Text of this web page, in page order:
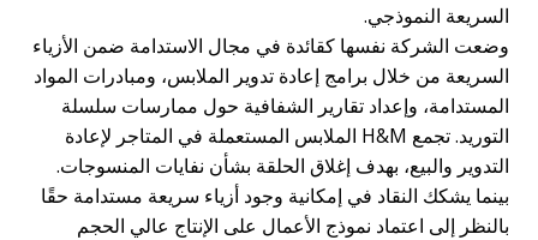
السريعة النموذجي.
وضعت الشركة نفسها كقائدة في مجال الاستدامة ضمن الأزياء
السريعة من خلال برامج إعادة تدوير الملابس، ومبادرات المواد
المستدامة، وإعداد تقارير الشفافية حول ممارسات سلسلة
التوريد. تجمع H&M الملابس المستعملة في المتاجر لإعادة
التدوير والبيع، بهدف إغلاق الحلقة بشأن نفايات المنسوجات.
بينما يشكك النقاد في إمكانية وجود أزياء سريعة مستدامة حقًا
بالنظر إلى اعتماد نموذج الأعمال على الإنتاج عالي الحجم